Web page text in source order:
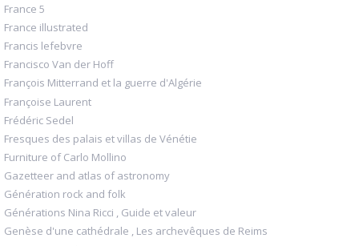
France 5
France illustrated
Francis lefebvre
Francisco Van der Hoff
François Mitterrand et la guerre d'Algérie
Françoise Laurent
Frédéric Sedel
Fresques des palais et villas de Vénétie
Furniture of Carlo Mollino
Gazetteer and atlas of astronomy
Génération rock and folk
Générations Nina Ricci , Guide et valeur
Genèse d'une cathédrale , Les archevêques de Reims